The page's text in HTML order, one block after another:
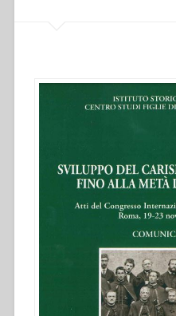
Colombia
mitad
siglo
XX”
in
“Sviluppo
del
carisma